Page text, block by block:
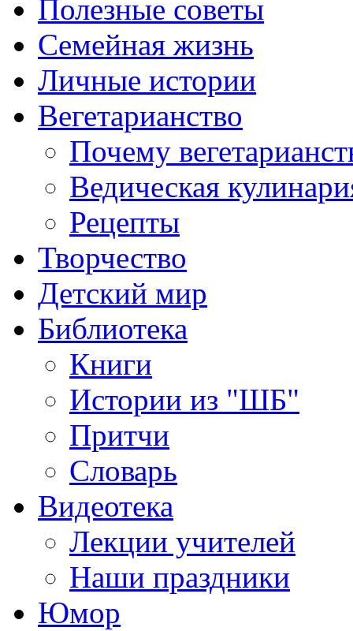
Полезные советы
Семейная жизнь
Личные истории
Вегетарианство
Почему
Ведическая
Рецепты
Творчество
Детский мир
Библиотека
Книги
Истории из "ШБ"
Притчи
Словарь
Видеотека
Лекции учителей
Наши праздники
Юмор